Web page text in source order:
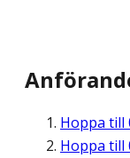
Hoppa till
Hoppa till